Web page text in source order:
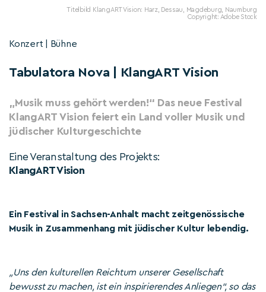
Titelbild KlangART Vision: Harz, Dessau, Magdeburg, Naumburg
Copyright: Adobe Stock
Konzert | Bühne
Tabulatora Nova | KlangART Vision
„Musik muss gehört werden!“ Das neue Festival
KlangART Vision feiert ein Land voller Musik und
jüdischer Kulturgeschichte
Eine Veranstaltung des Projekts:
KlangART Vision
Ein Festival in Sachsen-Anhalt macht zeitgenössische
Musik in Zusammenhang mit jüdischer Kultur lebendig.
„Uns den kulturellen Reichtum unserer Gesellschaft
bewusst zu machen, ist ein inspirierendes Anliegen“, so das